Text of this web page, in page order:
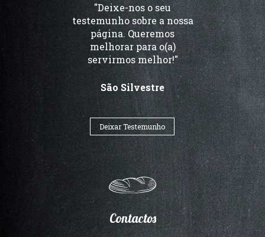
"Deixe-nos o seu
testemunho sobre a nossa
página. Queremos
melhorar para o(a)
servirmos melhor!"
São Silvestre
Deixar Testemunho
Contactos